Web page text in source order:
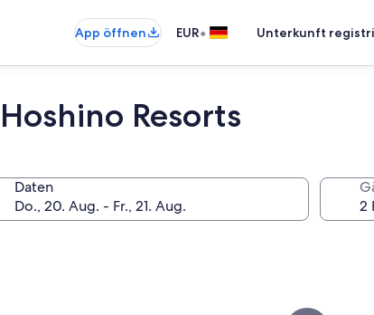
App öffnen EUR• Unterkunft
Resorts
Daten